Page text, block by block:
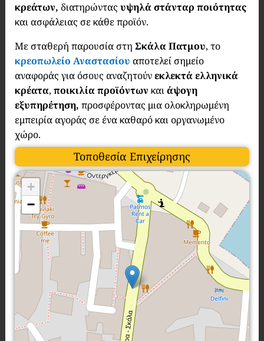
κρεάτων, διατηρώντας υψηλά στάνταρ ποιότητας
και ασφάλειας σε κάθε προϊόν.
Με σταθερή παρουσία στη Σκάλα Πατμου, το
κρεοπωλείο Αναστασίου αποτελεί σημείο
αναφοράς για όσους αναζητούνεκλεκτά ελληνικά
κρέατα, ποικιλία προϊόντων καιάψογη
εξυπηρέτηση, προσφέροντας μια ολοκληρωμένη
εμπειρία αγοράς σε ένα καθαρό και οργανωμένο
χώρο.
Τοποθεσία Επιχείρησης
+
−